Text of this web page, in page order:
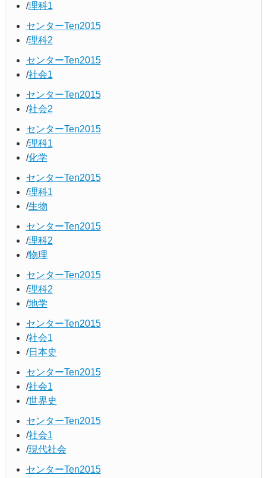
理科1
センターTen2015
理科2
センターTen2015
社会1
センターTen2015
社会2
センターTen2015
理科1
化学
センターTen2015
理科1
生物
センターTen2015
理科2
物理
センターTen2015
理科2
地学
センターTen2015
社会1
日本史
センターTen2015
社会1
世界史
センターTen2015
社会1
現代社会
センターTen2015